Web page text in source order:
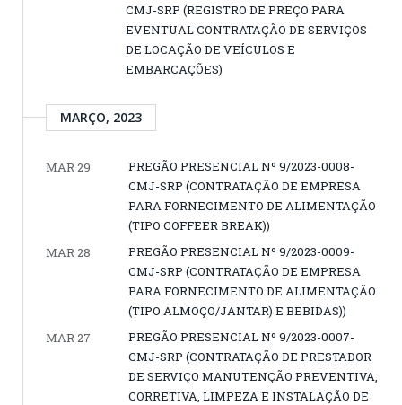
CMJ-SRP (REGISTRO DE PREÇO PARA
EVENTUAL CONTRATAÇÃO DE SERVIÇOS
DE LOCAÇÃO DE VEÍCULOS E
EMBARCAÇÕES)
MARÇO, 2023
MAR 29
PREGÃO PRESENCIAL Nº 9/2023-0008-
CMJ-SRP (CONTRATAÇÃO DE EMPRESA
PARA FORNECIMENTO DE ALIMENTAÇÃO
(TIPO COFFEER BREAK))
MAR 28
PREGÃO PRESENCIAL Nº 9/2023-0009-
CMJ-SRP (CONTRATAÇÃO DE EMPRESA
PARA FORNECIMENTO DE ALIMENTAÇÃO
(TIPO ALMOÇO/JANTAR) E BEBIDAS))
MAR 27
PREGÃO PRESENCIAL Nº 9/2023-0007-
CMJ-SRP (CONTRATAÇÃO DE PRESTADOR
DE SERVIÇO MANUTENÇÃO PREVENTIVA,
CORRETIVA, LIMPEZA E INSTALAÇÃO DE